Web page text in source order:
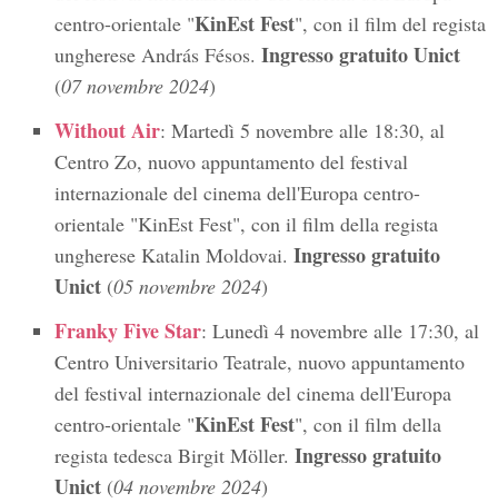
centro-orientale "KinEst Fest", con il film del regista
ungherese András Fésos. Ingresso gratuito Unict
(07 novembre 2024)
Without Air: Martedì 5 novembre alle 18:30, al
Centro Zo, nuovo appuntamento del festival
internazionale del cinema dell'Europa centro-
orientale "KinEst Fest", con il film della regista
ungherese Katalin Moldovai. Ingresso gratuito
Unict(05 novembre 2024)
Franky Five Star: Lunedì 4 novembre alle 17:30, al
Centro Universitario Teatrale, nuovo appuntamento
del festival internazionale del cinema dell'Europa
centro-orientale "KinEst Fest", con il film della
regista tedesca Birgit Möller. Ingresso gratuito
Unict(04 novembre 2024)